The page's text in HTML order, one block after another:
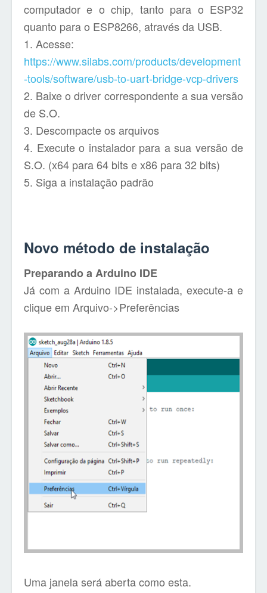
computador e o chip, tanto para o ESP32
quanto para o ESP8266, através da USB.
1. Acesse:
https://www.silabs.com/products/development
-tools/software/usb-to-uart-bridge-vcp-drivers
2. Baixe o driver correspondente a sua versão
de S.O.
3. Descompacte os arquivos
4. Execute o instalador para a sua versão de
S.O. (x64 para 64 bits e x86 para 32 bits)
5. Siga a instalação padrão
Novo método de instalação
Preparando a Arduino IDE
Já com a Arduino IDE instalada, execute-a e
clique em Arquivo->Preferências
Uma janela será aberta como esta.